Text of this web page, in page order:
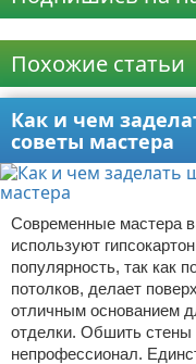
Похожие статьи
Как и чем
советы мастера
Современные мастера
используют
популярность, так как
потолков, делает
отличным основанием
отделки. Обшить стены
непрофессионал.